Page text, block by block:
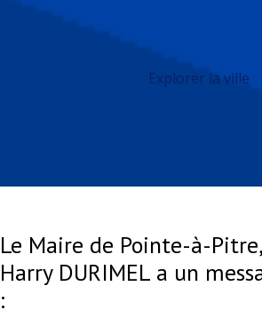
Explorer la ville
Le Maire de Pointe-à-
Harry DURIMEL a un
: